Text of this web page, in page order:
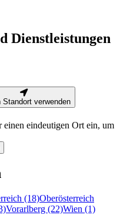
Dienstleistungen
Standort verwenden
eindeutigen Ort ein, um
(18)Oberösterreich
Vorarlberg (22)Wien (1)